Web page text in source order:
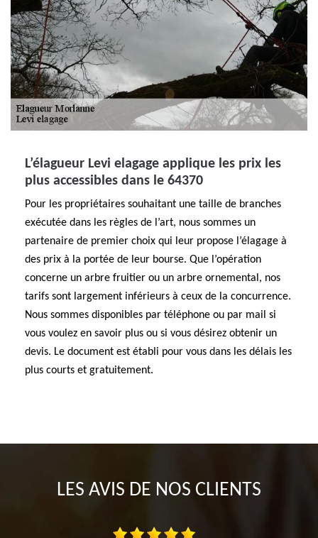
L’élagueur Levi elagage applique les prix les
plus accessibles dans le 64370
Pour les propriétaires souhaitant une taille de branches
exécutée dans les règles de l’art, nous sommes un
partenaire de premier choix qui leur propose l’élagage à
des prix à la portée de leur bourse. Que l’opération
concerne un arbre fruitier ou un arbre ornemental, nos
tarifs sont largement inférieurs à ceux de la concurrence.
Nous sommes disponibles par téléphone ou par mail si
vous voulez en savoir plus ou si vous désirez obtenir un
devis. Le document est établi pour vous dans les délais les
plus courts et gratuitement.
LES AVIS DE NOS CLIENTS